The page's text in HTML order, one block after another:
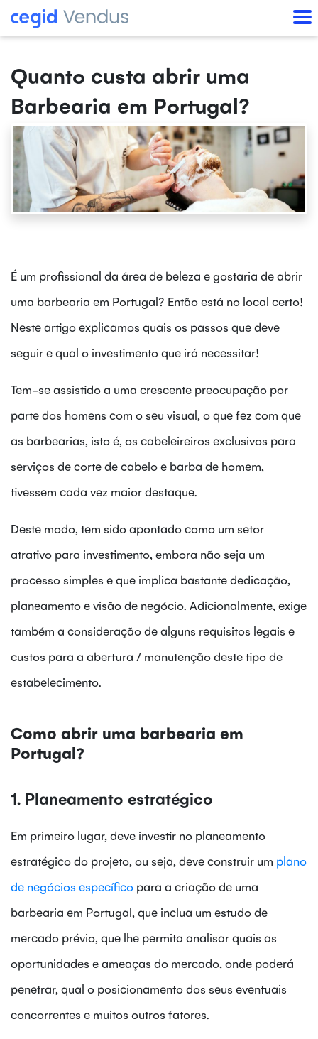
Quanto custa abrir uma
Barbearia em Portugal?
É um profissional da área de beleza e gostaria de abrir
uma barbearia em Portugal? Então está no local certo!
Neste artigo explicamos quais os passos que deve
seguir e qual o investimento que irá necessitar!
Tem-se assistido a uma crescente preocupação por
parte dos homens com o seu visual, o que fez com que
as barbearias, isto é, os cabeleireiros exclusivos para
serviços de corte de cabelo e barba de homem,
tivessem cada vez maior destaque.
Deste modo, tem sido apontado como um setor
atrativo para investimento, embora não seja um
processo simples e que implica bastante dedicação,
planeamento e visão de negócio. Adicionalmente, exige
também a consideração de alguns requisitos legais e
custos para a abertura / manutenção deste tipo de
estabelecimento.
Como abrir uma barbearia em
Portugal?
1. Planeamento estratégico
Em primeiro lugar, deve investir no planeamento
estratégico do projeto, ou seja, deve construir um plano
de negócios específico para a criação de uma
barbearia em Portugal, que inclua um estudo de
mercado prévio, que lhe permita analisar quais as
oportunidades e ameaças do mercado, onde poderá
penetrar, qual o posicionamento dos seus eventuais
concorrentes e muitos outros fatores.